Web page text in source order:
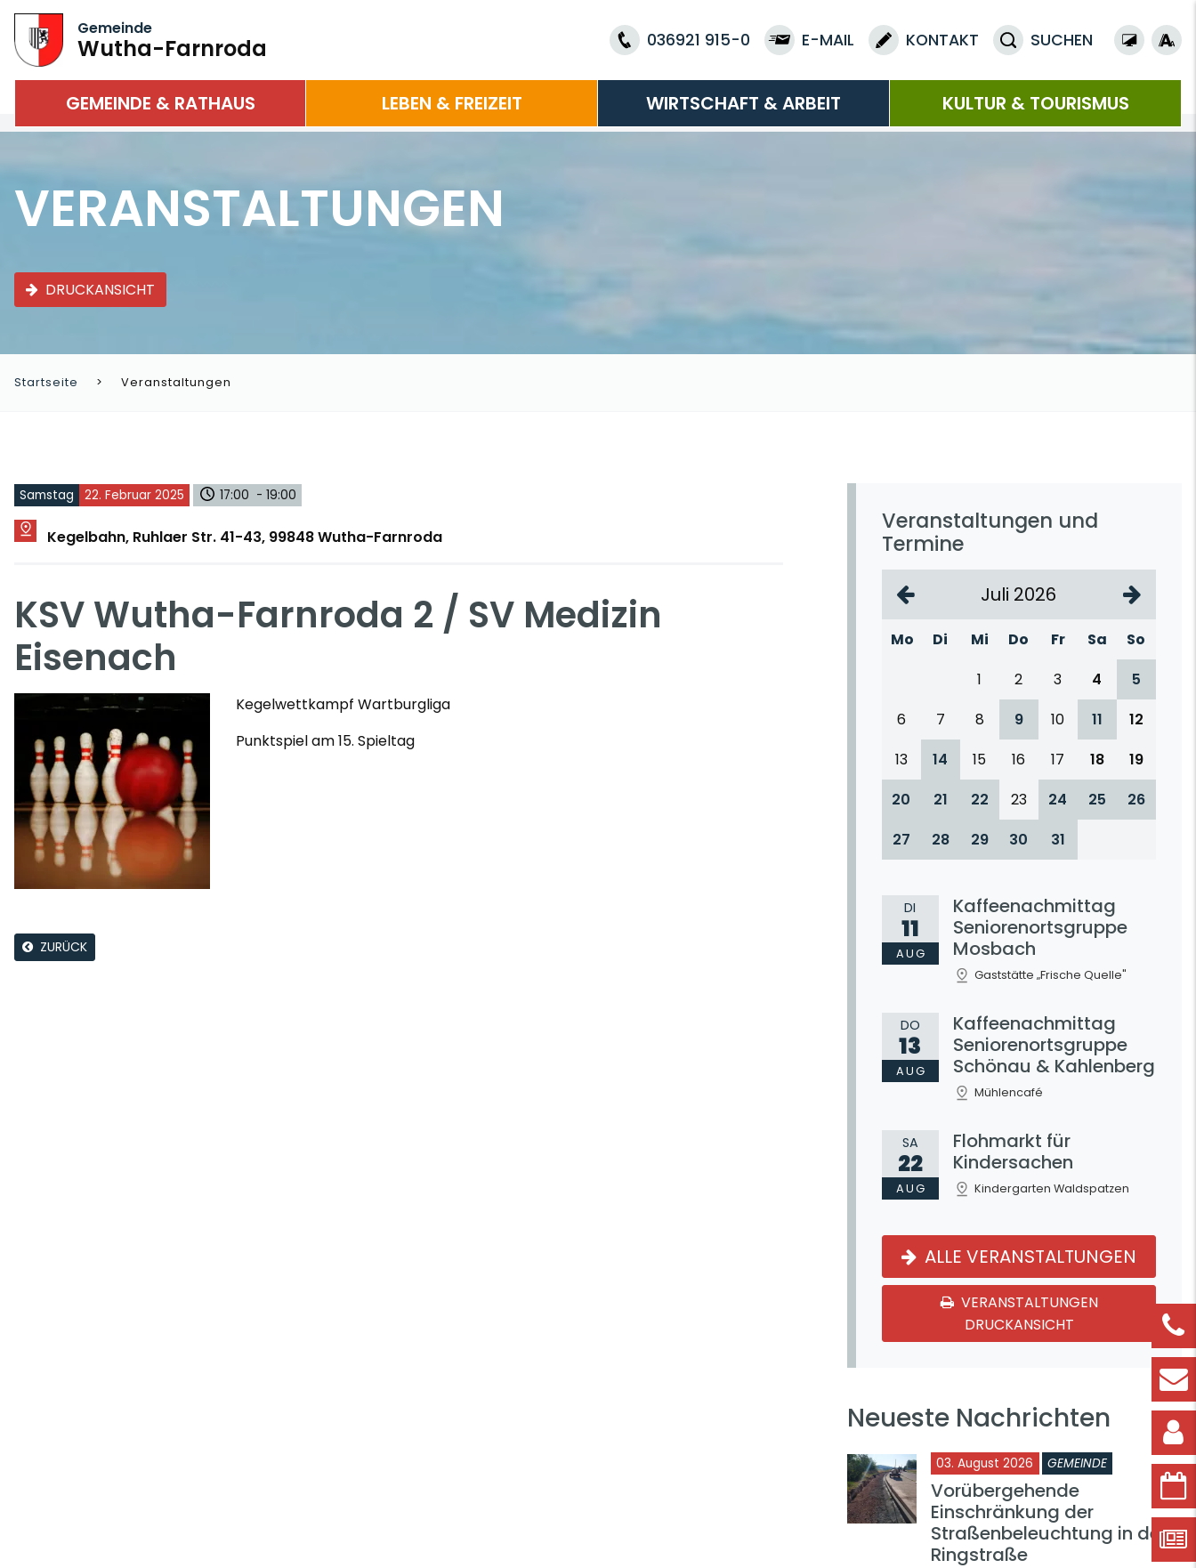
Gemeinde
Wutha-Farnroda 036921 915-0 E-MAIL KONTAKT SUCHEN
GEMEINDE & RATHAUS LEBEN & FREIZEIT WIRTSCHAFT & ARBEIT KULTUR & TOURISMUS
VERANSTALTUNGEN
DRUCKANSICHT
Startseite Veranstaltungen
Samstag 22. Februar 2025 17:00 - 19:00
Kegelbahn, Ruhlaer Str. 41-43, 99848 Wutha-Farnroda
KSV Wutha-Farnroda 2 / SV Medizin
Eisenach
Kegelwettkampf Wartburgliga
Punktspiel am 15. Spieltag
ZURÜCK
Veranstaltungen und
Termine
Juli 2026
Mo Di Mi Do Fr Sa
So
1
2 3 4
5
6
7 8 9 10 11
12
13
14 15 16 17 18
19
20
21 22 23 24 25
26
27
28 29 30 31
DI
11
AUG
Kaffeenachmittag
Seniorenortsgruppe
Mosbach
Gaststätte „Frische Quelle"
DO
13
AUG
Kaffeenachmittag
Seniorenortsgruppe
Schönau & Kahlenberg
Mühlencafé
SA
22
AUG
Flohmarkt für
Kindersachen
Kindergarten Waldspatzen
ALLE VERANSTALTUNGEN
VERANSTALTUNGEN
DRUCKANSICHT
Neueste Nachrichten
03. August 2026 GEMEINDE
Vorübergehende
Einschränkung der
Straßenbeleuchtung in der
Ringstraße